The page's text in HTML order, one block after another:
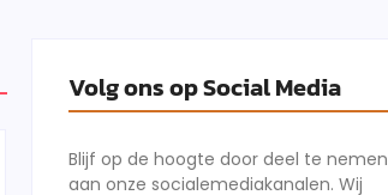
Volg ons op Social Media
Blijf op de hoogte door deel te nemen
aan onze socialemediakanalen. Wij